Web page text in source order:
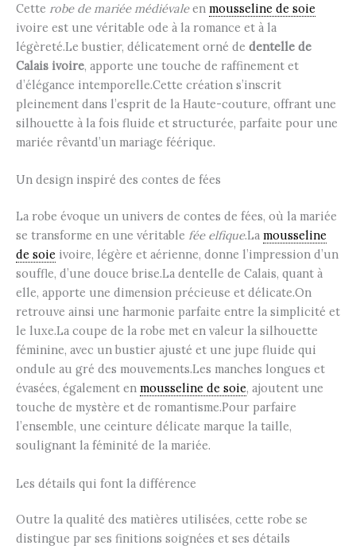
Cette robe de mariée médiévaleen mousseline de soie
ivoire est une véritable ode à la romance et à la
légèreté.Le bustier, délicatement orné de dentelle de
Calais ivoire, apporte une touche de raffinement et
d’élégance intemporelle.Cette création s’inscrit
pleinement dans l’esprit de la Haute-couture, offrant une
silhouette à la fois fluide et structurée, parfaite pour une
mariée rêvantd’un mariage féérique.
Un design inspiré des contes de fées
La robe évoque un univers de contes de fées, où la mariée
se transforme en une véritable fée elfique.La mousseline
de soie ivoire, légère et aérienne, donne l’impression d’un
souffle, d’une douce brise.La dentelle de Calais, quant à
elle, apporte une dimension précieuse et délicate.On
retrouve ainsi une harmonie parfaite entre la simplicité et
le luxe.La coupe de la robe met en valeur la silhouette
féminine, avec un bustier ajusté et une jupe fluide qui
ondule au gré des mouvements.Les manches longues et
évasées, également en mousseline de soie, ajoutent une
touche de mystère et de romantisme.Pour parfaire
l’ensemble, une ceinture délicate marque la taille,
soulignant la féminité de la mariée.
Les détails qui font la différence
Outre la qualité des matières utilisées, cette robe se
distingue par ses finitions soignées et ses détails